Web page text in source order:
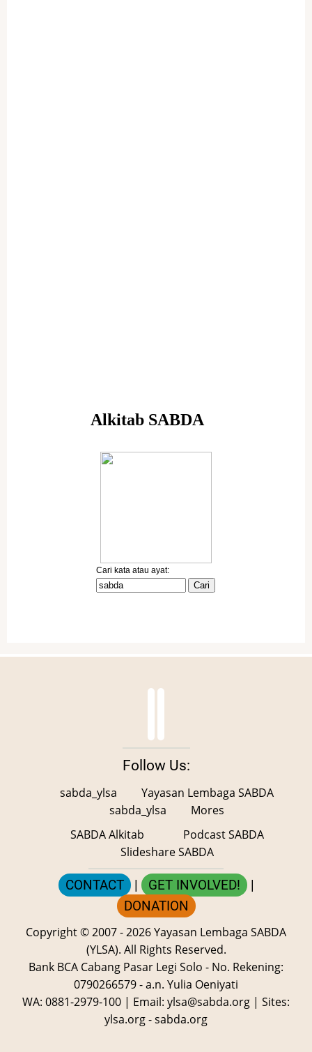
Follow Us:
sabda_ylsa
Yayasan Lembaga SABDA
sabda_ylsa
Mores
SABDA Alkitab
Podcast SABDA
Slideshare SABDA
CONTACT | GET INVOLVED! |
DONATION
Copyright© 2007 -2026Yayasan Lembaga SABDA
(YLSA). All Rights Reserved.
Bank BCA Cabang Pasar Legi Solo - No. Rekening:
0790266579 - a.n. Yulia Oeniyati
WA: 0881-2979-100 | Email: ylsa@sabda.org | Sites:
ylsa.org-sabda.org